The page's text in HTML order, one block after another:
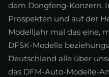
dem Dongfeng-Konzern.
Prospekten und auf der
Modelljahr mal das eine,
DFSK-Modelle
Deutschland alle über
das DFM-Auto-Modelle-